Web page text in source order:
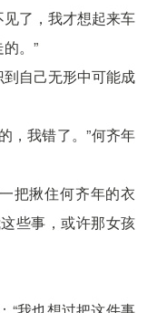
了，我才想起来车
。”
自己无形中可能成
，我错了。”何齐年
把揪住何齐年的衣
些事，或许那女孩